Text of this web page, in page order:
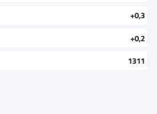
+0,3
+0,2
1311